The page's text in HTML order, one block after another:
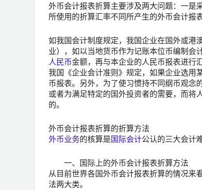
外币会计报表折算主要涉及两大问题：一是
所使用的折算汇率不同所产生的外币会计报
如我国会计制度规定，我国企业在国外或港
业），如以当地货币作为记账本位币编制会
人民币金额，再与本企业的人民币报表进行
我国《企业会计准则》规定，如果企业选用
币报表。另外，为了使习惯持不同纲币观念
或者为满足特定的国外投资者的需要，而将
的。
外币会计报表折算的折算方法
外币业务的核算是国际会计公认的三大会计
一、国际上的外币会计报表折算方法
从目前世界各国外币会计报表折算的情况来
法两大类。